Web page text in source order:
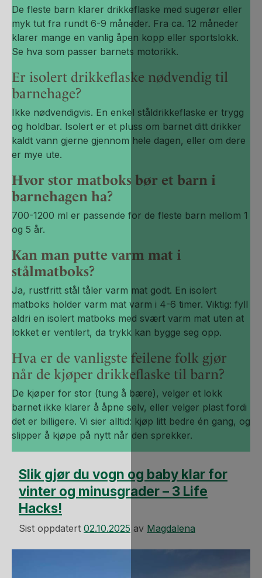
De fleste barn klarer drikkeflaske med sugerør eller
myk tut fra rundt 6-9 måneder. Fra ca. 12 måneder
klarer mange en vanlig åpen kopp eller sportslokk.
Se hva som passer barnets motorikk.
Er isolert drikkeflaske nødvendig til
barnehage?
Ikke nødvendigvis. En enkel ståldrikkeflaske er trygg
og holdbar. Isolert er et pluss om barnet ditt drikker
kaldt vann gjerne gjennom hele dagen, eller om dere
er mye ute.
Hvor stor matboks bør et barn i
barnehagen ha?
700-1200 ml er passende for de fleste barn mellom 1
og 5 år.
Kan man putte varm mat i
stålmatboks?
Ja, rustfritt stål tåler varm mat godt. En isolert
matboks holder varm mat varm i 4-6 timer. Viktig: fyll
aldri en isolert matboks med svært varm mat uten at
lokket er ventilert, da trykk kan bygge seg opp.
Hva er de vanligste feilene folk gjør
når de kjøper drikkeflaske til barn?
De kjøper for stor (tung å bære), velger et lokk
barnet ikke klarer å åpne selv, eller velger plast fordi
det er billigere. Vi sier alltid: kjøp litt bedre én gang, og
slipper å kjøpe på nytt når den sprekker.
Slik gjør du vogn og baby klar for
vinter og minusgrader – 3 Life
Hacks!
Sist oppdatert 02.10.2025 av Magdalena